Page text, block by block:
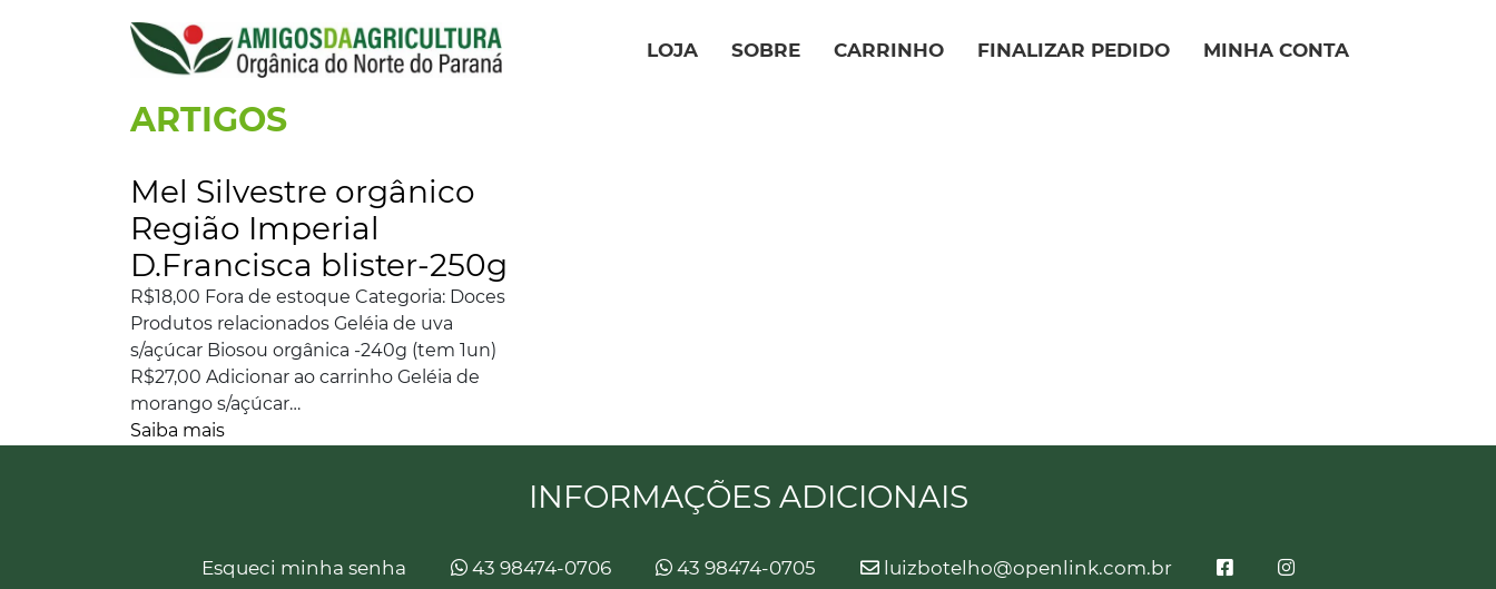
LOJA SOBRE CARRINHO FINALIZAR PEDIDO MINHA CONTA
ARTIGOS
Mel Silvestre orgânico
Região Imperial
D.Francisca blister-250g
R$18,00 Fora de estoque Categoria: Doces
Produtos relacionados Geléia de uva
s/açúcar Biosou orgânica -240g (tem 1un)
R$27,00 Adicionar ao carrinho Geléia de
morango s/açúcar…
Saiba mais
INFORMAÇÕES ADICIONAIS
Esqueci minha senha 43 98474-0706 43 98474-0705
luizbotelho@openlink.com.br